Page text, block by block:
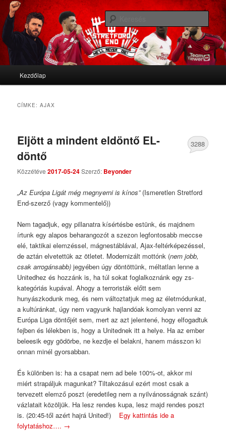
Stretford End
We'll never die
Tovább az elsődleges tartalomra
Tovább a másodlagos tartalomra
Kezdőlap
CÍMKE:AJAX
Eljött a mindent eldöntő EL-
döntő
Közzétéve2017-05-24Szerző: Beyonder
3288
„Az Európa Ligát még megnyerni is kínos” (Ismeretlen Stretford
End-szerző (vagy kommentelő))
Nem tagadjuk, egy pillanatra kísértésbe estünk, és majdnem
írtunk egy alapos beharangozót a szezon legfontosabb meccse
elé, taktikai elemzéssel, mágnestáblával, Ajax-feltérképezéssel,
de aztán elvetettük az ötletet. Modernizált mottónk (nem jobb,
csak arrogánsabb) jegyében úgy döntöttünk, méltatlan lenne a
Unitedhez és hozzánk is, ha túl sokat foglalkoznánk egy zs-
kategóriás kupával. Ahogy a terroristák előtt sem
hunyászkodunk meg, és nem változtatjuk meg az életmódunkat,
a kultúránkat, úgy nem vagyunk hajlandóak komolyan venni az
Európa Liga döntőjét sem, mert az azt jelentené, hogy elfogadtuk
fejben és lélekben is, hogy a Unitednek itt a helye. Ha az ember
beleesik egy gödörbe, ne kezdje el belakni, hanem másszon ki
onnan minél gyorsabban.
És különben is: ha a csapat nem ad bele 100%-ot, akkor mi
miért strapáljuk magunkat? Tiltakozásul ezért most csak a
tervezett elemző poszt (eredetileg nem a nyilvánosságnak szánt)
vázlatait közöljük. Ha lesz rendes kupa, lesz majd rendes poszt
is. (20:45-től azért hajrá United!) Egy kattintás ide a
folytatáshoz…. →